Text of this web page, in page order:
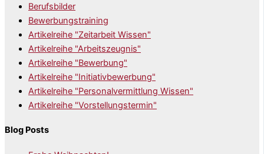
Berufsbilder
Bewerbungstraining
Artikelreihe "Zeitarbeit Wissen"
Artikelreihe "Arbeitszeugnis"
Artikelreihe "Bewerbung"
Artikelreihe "Initiativbewerbung"
Artikelreihe "Personalvermittlung Wissen"
Artikelreihe "Vorstellungstermin"
Blog Posts